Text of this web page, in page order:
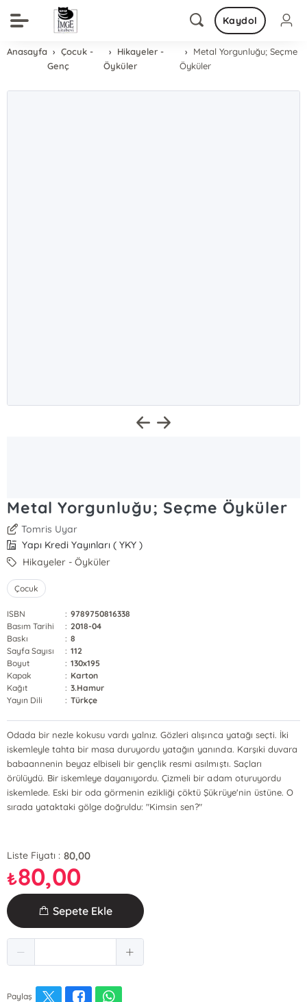
Kaydol
Anasayfa
Çocuk -
Genç
Hikayeler -
Öyküler
Metal Yorgunluğu; Seçme
Öyküler
Metal Yorgunluğu; Seçme Öyküler
Tomris Uyar
Yapı Kredi Yayınları ( YKY )
Hikayeler - Öyküler
Çocuk
ISBN : 9789750816338
Basım Tarihi
: 2018-04
Baskı
: 8
Sayfa Sayısı
: 112
Boyut
: 130x195
Kapak
: Karton
Kağıt
: 3.Hamur
Yayın Dili
: Türkçe
Odada bir nezle kokusu vardı yalnız. Gözleri alışınca yatağı seçti. İki
iskemleyle tahta bir masa duruyordu yatağın yanında. Karşıki duvara
babaannenin beyaz elbiseli bir gençlik resmi asılmıştı. Saçları
örülüydü. Bir iskemleye dayanıyordu. Çizmeli bir adam oturuyordu
iskemlede. Eski bir oda görmenin ezikliği çöktü Şükrüye'nin üstüne. O
sırada yataktaki gölge doğruldu: "Kimsin sen?"
Liste Fiyatı : 80,00
₺80,00
Sepete Ekle
Paylaş